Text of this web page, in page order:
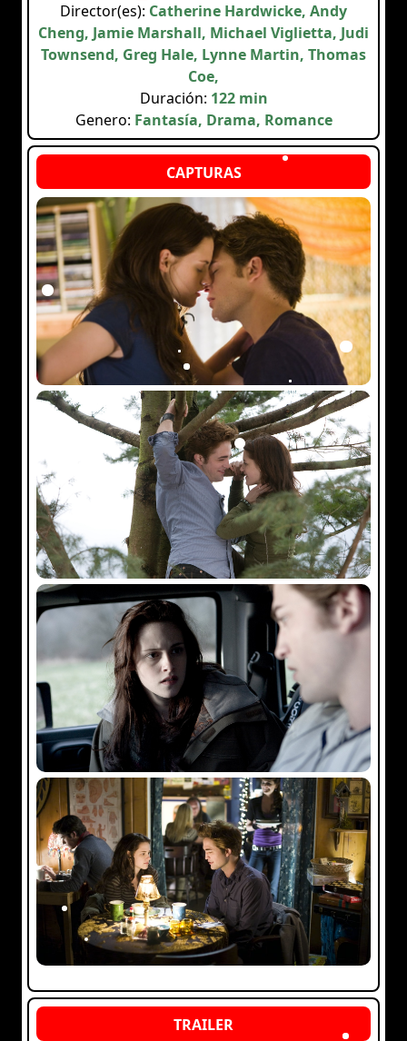
Director(es): Catherine Hardwicke, Andy
Cheng, Jamie Marshall, Michael Viglietta, Judi
Townsend, Greg Hale, Lynne Martin, Thomas
Coe,
Duración: 122 min
Genero: Fantasía, Drama, Romance